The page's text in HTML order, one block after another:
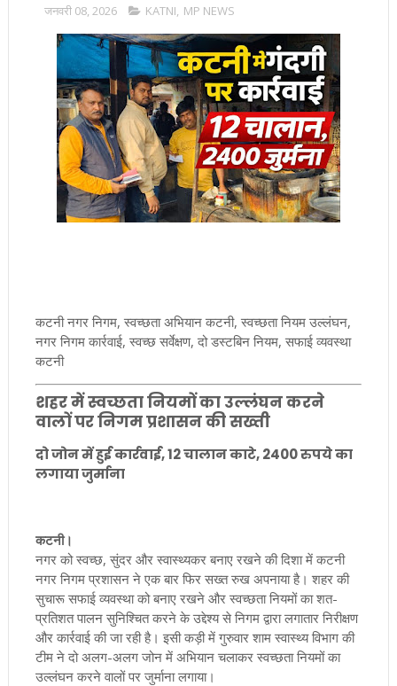
जनवरी 08, 2026 KATNI, MP NEWS
कटनी नगर निगम, स्वच्छता अभियान कटनी, स्वच्छता नियम उल्लंघन,
नगर निगम कार्रवाई, स्वच्छ सर्वेक्षण, दो डस्टबिन नियम, सफाई व्यवस्था
कटनी
शहर में स्वच्छता नियमों का उल्लंघन करने
वालों पर निगम प्रशासन की सख्ती
दो जोन में हुई कार्रवाई, 12 चालान काटे, 2400 रुपये का
लगाया जुर्माना
कटनी।
नगर को स्वच्छ, सुंदर और स्वास्थ्यकर बनाए रखने की दिशा में कटनी
नगर निगम प्रशासन ने एक बार फिर सख्त रुख अपनाया है। शहर की
सुचारू सफाई व्यवस्था को बनाए रखने और स्वच्छता नियमों का शत-
प्रतिशत पालन सुनिश्चित करने के उद्देश्य से निगम द्वारा लगातार निरीक्षण
और कार्रवाई की जा रही है। इसी कड़ी में गुरुवार शाम स्वास्थ्य विभाग की
टीम ने दो अलग-अलग जोन में अभियान चलाकर स्वच्छता नियमों का
उल्लंघन करने वालों पर जुर्माना लगाया।